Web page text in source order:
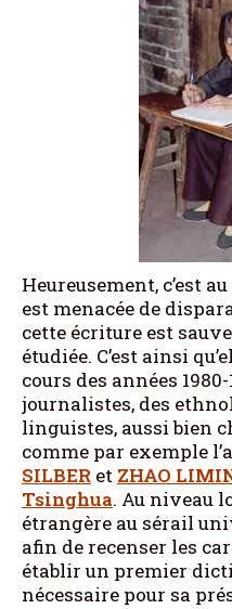
Heureusement, c’est
est menacée de
cette écriture est
étudiée. C’est ainsi
cours des années
journalistes, des
linguistes, aussi bien
comme par exemple
SILBER et ZHAO
Tsinghua. Au niveau
étrangère au sérail
afin de recenser les
établir un premier
nécessaire pour sa